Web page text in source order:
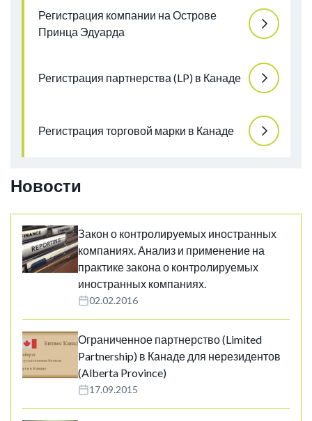
Регистрация компании на Острове
Принца Эдуарда
Регистрация партнерства (LP) в Канаде
Регистрация торговой марки в Канаде
Новости
Закон о контролируемых иностранных
компаниях. Анализ и применение на
практике закона о контролируемых
иностранных компаниях.
02.02.2016
Ограниченное партнерство (Limited
Partnership) в Канаде для нерезидентов
(Alberta Province)
17.09.2015